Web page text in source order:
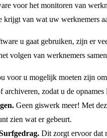
voor het monitoren van
krijgt van wat uw werknemers
u gaat gebruiken, zijn er
volgen van werknemers
voor u mogelijk moeten zijn
archiveren, zodat u de
Geen giswerk meer! Met
zien wat er gebeurt.
Dit zorgt ervoor dat